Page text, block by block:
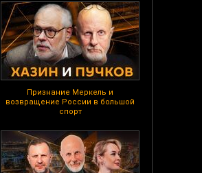
Признание Меркель и
возвращение России в большой
спорт